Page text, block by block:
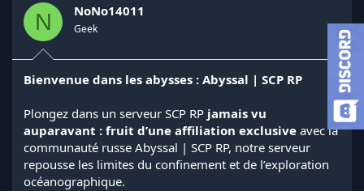
a
e
u
d
l
d
i
s
c
e
t
N NoNo14011
Geek
Bienvenue dans les abysses : Abyssal | SCP RP
Plongez dans un serveur SCP RP jamais vu
auparavant : fruit d’une affiliation exclusive avec la
communauté russe Abyssal | SCP RP, notre serveur
repousse les limites du confinement et de l’exploration
océanographique.